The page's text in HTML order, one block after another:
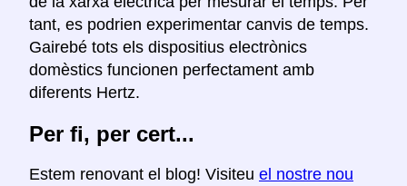
tant, es podrien experimentar canvis de temps.
Gairebé tots els dispositius electrònics
domèstics funcionen perfectament amb
diferents Hertz.
Per fi, per cert...
Estem renovant el blog! Visiteu el nostre nou